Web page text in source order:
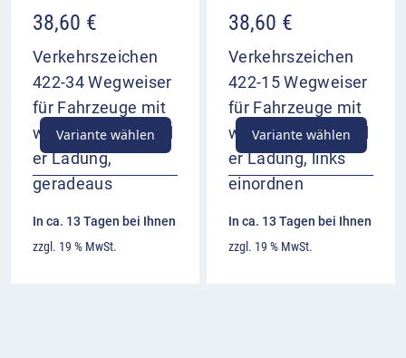
38,60 €
Verkehrszeichen
422-34 Wegweiser
für Fahrzeuge mit
wassergefährdend
er Ladung,
geradeaus
Variante wählen
In ca. 13 Tagen bei Ihnen
zzgl. 19 % MwSt.
38,60 €
Verkehrszeichen
422-15 Wegweiser
für Fahrzeuge mit
wassergefährdend
er Ladung, links
einordnen
Variante wählen
In ca. 13 Tagen bei Ihnen
zzgl. 19 % MwSt.